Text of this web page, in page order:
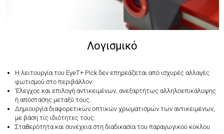
Λογισμικό
Η λειτουργία του EyeT+ Pick δεν επηρεάζεται από ισχυρές αλλαγές
φωτισμού στο περιβάλλον.
‘Ελεγχος και επιλογή αντικειμένων, ανεξαρτήτως αλληλοεπικάλυψης
ή απόστασης μεταξύ τους.
Δημιουργία διαφορετικών οπτικών χρωματισμών των αντικειμένων,
με βάση τις ιδιότητες τους.
Σταθερότητα και συνέχεια στη διαδικασία του παραγωγικού κύκλου